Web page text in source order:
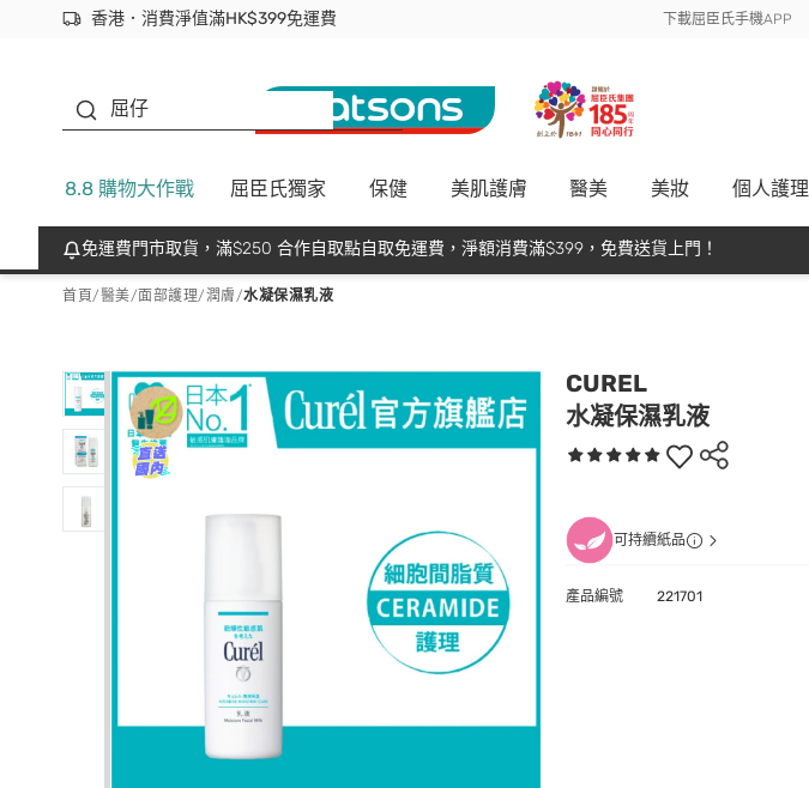
香港．消費淨值滿HK$399免運費
立即成為易賞錢會員盡享獨家優惠
首次APP下單買滿$450 輸入 NEWAPP 即減$50 下載屈臣氏手機APP
屈仔
8.8 購物大作戰 屈臣氏獨家 保健 美肌護膚 醫美 美妝 個人護理
免運費門市取貨，滿$250 合作自取點自取免運費，淨額消費滿$399，免費送貨上門！
首頁/醫美/面部護理/潤膚/水凝保濕乳液
CUREL
水凝保濕乳液
可持續紙品
產品編號 221701